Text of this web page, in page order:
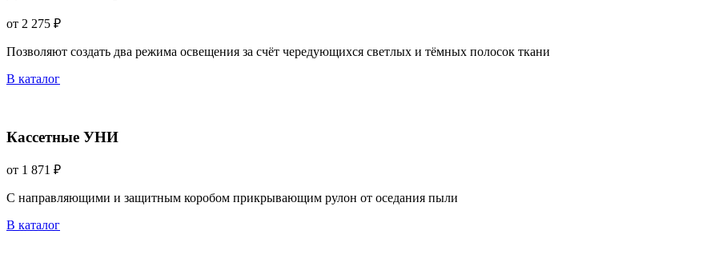
от 2 275 ₽
Позволяют создать два режима освещения за счёт чередующихся светлых и тёмных полосок ткани
В каталог
Кассетные УНИ
от 1 871 ₽
С направляющими и защитным коробом прикрывающим рулон от оседания пыли
В каталог